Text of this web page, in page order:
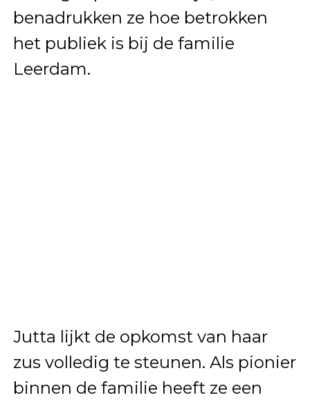
benadrukken ze hoe betrokken
het publiek is bij de familie
Leerdam.
Jutta lijkt de opkomst van haar
zus volledig te steunen. Als pionier
binnen de familie heeft ze een